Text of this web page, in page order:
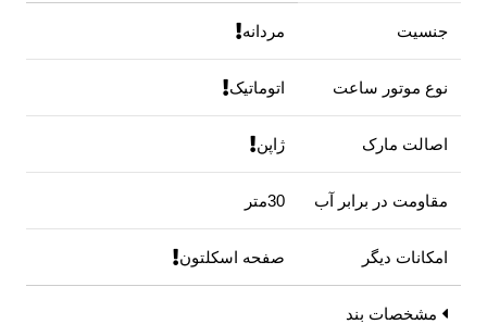
جنسیت مردانه
نوع موتور ساعت اتوماتیک
اصالت مارک ژاپن
مقاومت در برابر آب 30متر
امکانات دیگر صفحه اسکلتون
مشخصات بند